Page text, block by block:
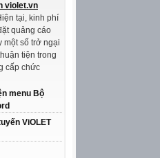
violet.vn
tại, kinh phí
quảng cáo
một số trở ngại
tiện trong
cấp chức
menu Bộ
ViOLET